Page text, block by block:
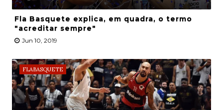
Fla Basquete explica, em quadra, o termo
"acreditar sempre"
Jun 10, 2019
FLABASQUETE